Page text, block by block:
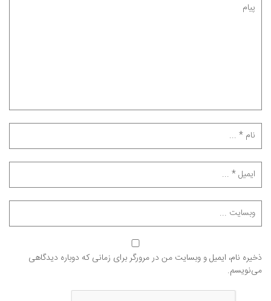
ذخیره نام، ایمیل و وبسایت من در مرورگر برای زمانی که دوباره دیدگاهی
می‌نویسم.